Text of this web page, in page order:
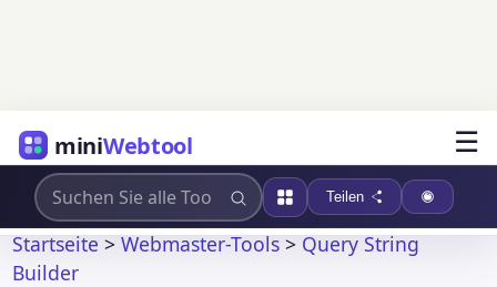
miniWebtool ☰
Teilen
Startseite>Webmaster-Tools>Query String
Builder